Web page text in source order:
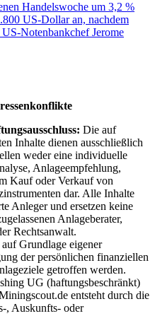
Handelswoche um 3,2 %
US-Dollar an, nachdem
Notenbankchef Jerome
Die auf
Inhalte dienen ausschließlich
weder eine individuelle
Anlageempfehlung,
Kauf oder Verkauf von
dar. Alle Inhalte
Anleger und ersetzen keine
Anlageberater,
Rechtsanwalt.
Grundlage eigener
der persönlichen finanziellen
getroffen werden.
UG (haftungsbeschränkt)
entsteht durch die
, Auskunfts- oder